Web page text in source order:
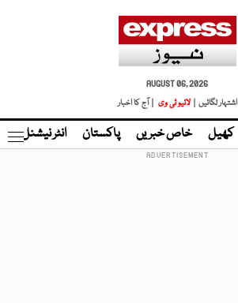
AUGUST 06, 2026
اشتہار لگائیں |
لائیو ٹی وی | آج کا اخبار
کھیل خاص خبریں پاکستان انٹر نیشنل